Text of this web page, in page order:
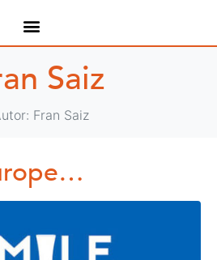
Saiz
Fran Saiz